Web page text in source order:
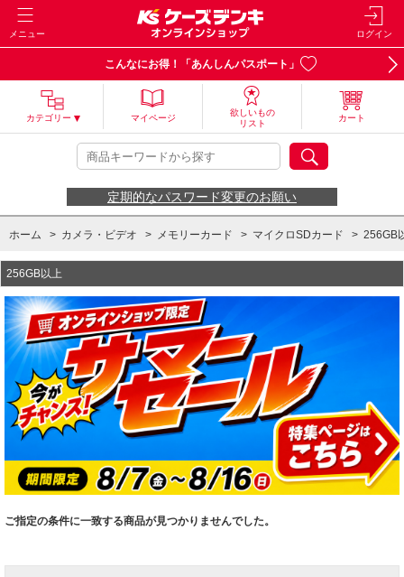
メニュー ログイン
こんなにお得！「あんしんパスポート」
カテゴリー マイページ
欲しいもの
リスト
カート
定期的なパスワード変更のお願い
ホーム > カメラ・ビデオ > メモリーカード > マイクロSDカード > 256GB
256GB以上
ご指定の条件に一致する商品が見つかりませんでした。